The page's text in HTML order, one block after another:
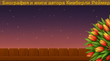
Биография и книги автора Кимберли Реймер